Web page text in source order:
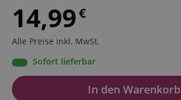
14,99€
Alle Preise inkl. MwSt.
Sofort lieferbar
In den Warenkorb